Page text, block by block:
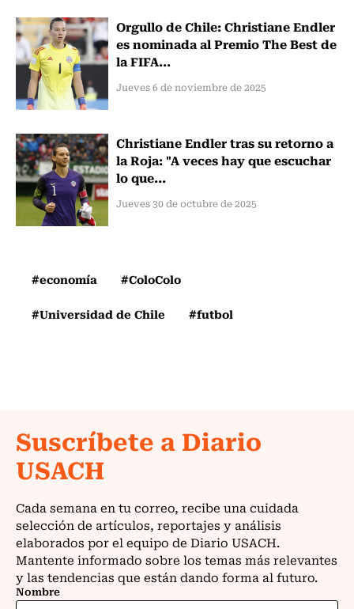
Orgullo de Chile: Christiane Endler
es nominada al Premio The Best de
la FIFA...
Jueves 6 de noviembre de 2025
Christiane Endler tras su retorno a
la Roja: "A veces hay que escuchar
lo que...
Jueves 30 de octubre de 2025
#economía
#ColoColo
#Universidad de Chile
#futbol